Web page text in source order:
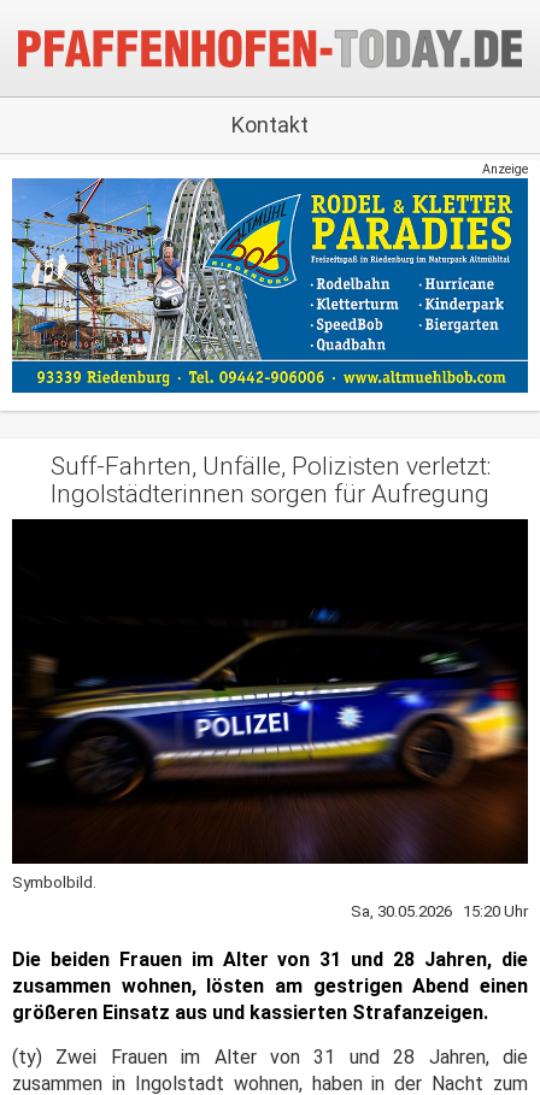
Kontakt
Anzeige
Suff-Fahrten, Unfälle, Polizisten verletzt:
Ingolstädterinnen sorgen für Aufregung
Symbolbild.
Sa, 30.05.2026 15:20 Uhr
Die beiden Frauen im Alter von 31 und 28 Jahren, die
zusammen wohnen, lösten am gestrigen Abend einen
größeren Einsatz aus und kassierten Strafanzeigen.
(ty) Zwei Frauen im Alter von 31 und 28 Jahren, die
zusammen in Ingolstadt wohnen, haben in der Nacht zum